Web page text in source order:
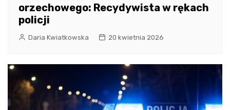
orzechowego: Recydywista w rękach
policji
Daria Kwiatkowska 20 kwietnia 2026